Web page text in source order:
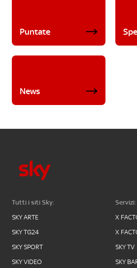
Puntate
News
Tutti i siti Sky:
SKY ARTE
SKY TG24
SKY SPORT
SKY VIDEO
Servizi:
X
X
SKY TV
SKY